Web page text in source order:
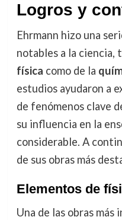
Logros y
Ehrmann hizo una
notables a la ciencia,
física como de la
estudios ayudaron a
de fenómenos clave
su influencia en la
considerable. A
de sus obras más
Elementos de
Una de las obras